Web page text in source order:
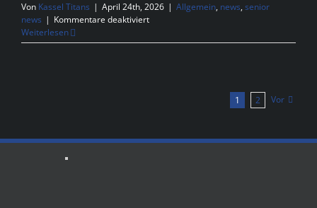
Von Kassel Titans | April 24th, 2026 | Allgemein, news, senior
news | Kommentare deaktiviertfür
Vorstellung:
Weiterlesen
1 2 Vor